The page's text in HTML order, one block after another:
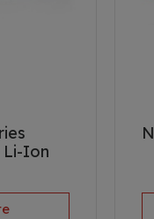
Li-Ion